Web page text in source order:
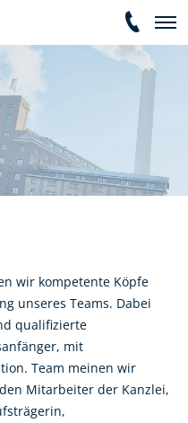
wir kompetente Köpfe
unseres Teams. Dabei
qualifizierte
mit
Team meinen wir
Mitarbeiter der Kanzlei,